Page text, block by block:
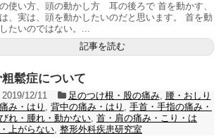
使い方、頭の動かし方 耳の後ろで 首を動かす、
、実は、頭を動かしたいのだと思います。 首を動
たいのではない。...
記事を読む
鬆症について
2019/12/11 足のつけ根・股の痛み, 腰・おしり
み・はり , 背中の痛み・はり , 手首・手指の痛み・
れ・腫れ・動かない, 首・肩の痛み・こり・は
上がらない, 整形外科疾患研究室